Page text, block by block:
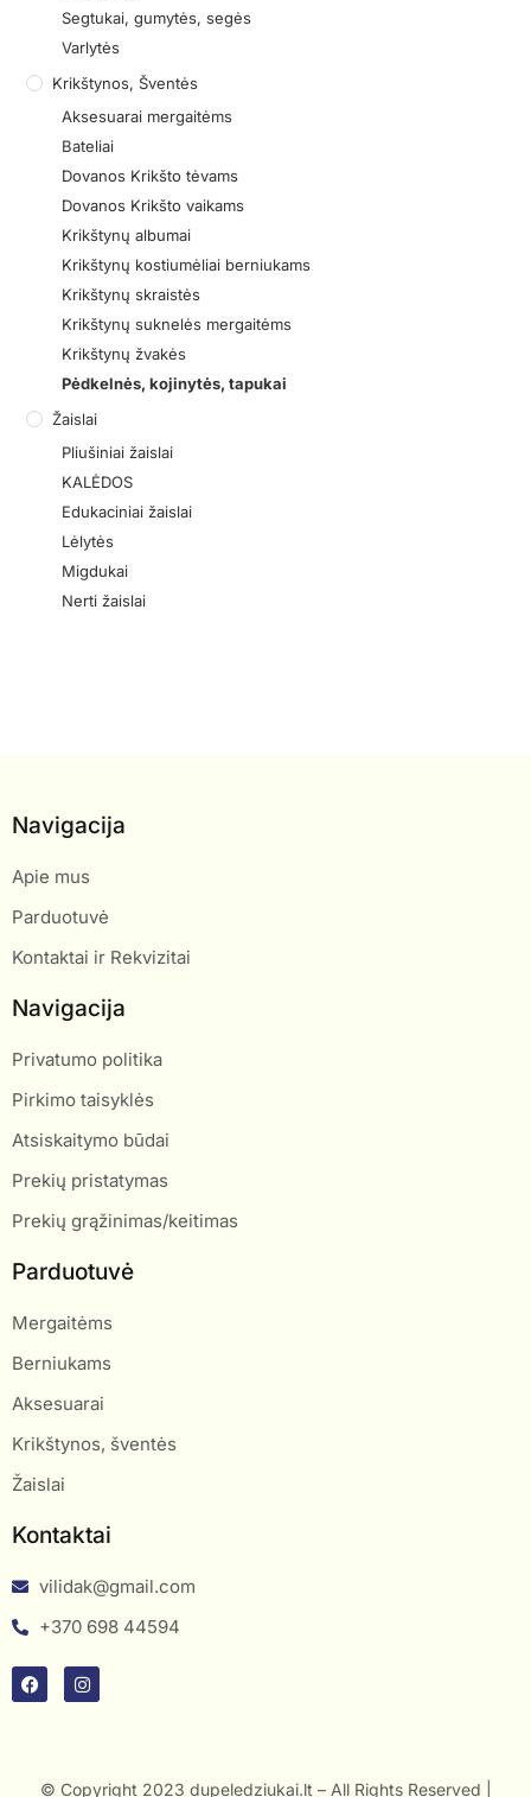
Segtukai, gumytės, segės
Varlytės
Krikštynos, Šventės
Aksesuarai mergaitėms
Bateliai
Dovanos Krikšto tėvams
Dovanos Krikšto vaikams
Krikštynų albumai
Krikštynų kostiumėliai berniukams
Krikštynų skraistės
Krikštynų suknelės mergaitėms
Krikštynų žvakės
Pėdkelnės, kojinytės, tapukai
Žaislai
Pliušiniai žaislai
KALĖDOS
Edukaciniai žaislai
Lėlytės
Migdukai
Nerti žaislai
Navigacija
Apie mus
Parduotuvė
Kontaktai ir Rekvizitai
Navigacija
Privatumo politika
Pirkimo taisyklės
Atsiskaitymo būdai
Prekių pristatymas
Prekių grąžinimas/keitimas
Parduotuvė
Mergaitėms
Berniukams
Aksesuarai
Krikštynos, šventės
Žaislai
Kontaktai
vilidak@gmail.com
+370 698 44594
© Copyright 2023 dupeledziukai.lt – All Rights Reserved |